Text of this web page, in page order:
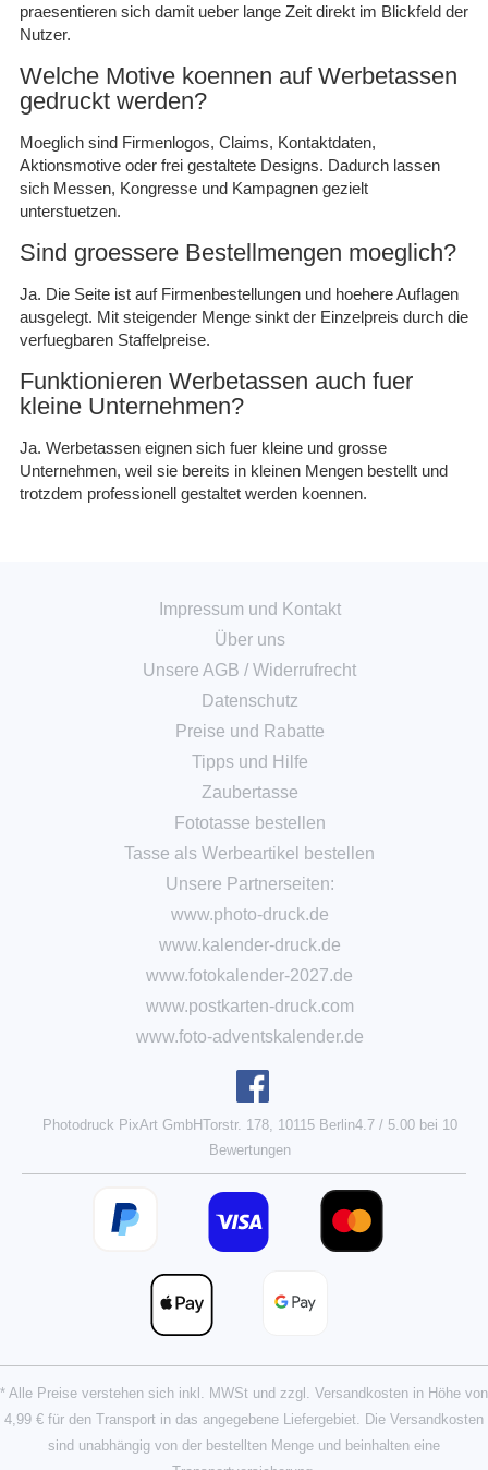
praesentieren sich damit ueber lange Zeit direkt im Blickfeld der
Nutzer.
Welche Motive koennen auf Werbetassen
gedruckt werden?
Moeglich sind Firmenlogos, Claims, Kontaktdaten,
Aktionsmotive oder frei gestaltete Designs. Dadurch lassen
sich Messen, Kongresse und Kampagnen gezielt
unterstuetzen.
Sind groessere Bestellmengen moeglich?
Ja. Die Seite ist auf Firmenbestellungen und hoehere Auflagen
ausgelegt. Mit steigender Menge sinkt der Einzelpreis durch die
verfuegbaren Staffelpreise.
Funktionieren Werbetassen auch fuer
kleine Unternehmen?
Ja. Werbetassen eignen sich fuer kleine und grosse
Unternehmen, weil sie bereits in kleinen Mengen bestellt und
trotzdem professionell gestaltet werden koennen.
Impressum und Kontakt
Über uns
Unsere AGB /Widerrufrecht
Datenschutz
Preise und Rabatte
Tipps und Hilfe
Zaubertasse
Fototasse bestellen
Tasse als Werbeartikel bestellen
Unsere Partnerseiten:
www.photo-druck.de
www.kalender-druck.de
www.fotokalender-2027.de
www.postkarten-druck.com
www.foto-adventskalender.de
Photodruck PixArt GmbHTorstr. 178, 10115 Berlin4.7/ 5.00bei 10
Bewertungen
* Alle Preise verstehen sich inkl. MWSt und zzgl. Versandkosten in Höhe von
4,99 € für den Transport in das angegebene Liefergebiet. Die Versandkosten
sind unabhängig von der bestellten Menge und beinhalten eine